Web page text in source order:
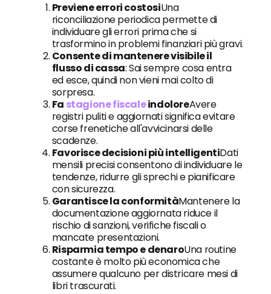
Previene errori costosiUna
riconciliazione periodica permette di
individuare gli errori prima che si
trasformino in problemi finanziari più gravi.
Consente di mantenere visibile il
flusso di cassa: Sai sempre cosa entra
ed esce, quindi non vieni mai colto di
sorpresa.
Fa stagione fiscaleindoloreAvere
registri puliti e aggiornati significa evitare
corse frenetiche all'avvicinarsi delle
scadenze.
Favorisce decisioni più intelligentiDati
mensili precisi consentono di individuare le
tendenze, ridurre gli sprechi e pianificare
con sicurezza.
Garantisce la conformitàMantenere la
documentazione aggiornata riduce il
rischio di sanzioni, verifiche fiscali o
mancate presentazioni.
Risparmia tempo e denaroUna routine
costante è molto più economica che
assumere qualcuno per districare mesi di
libri trascurati.